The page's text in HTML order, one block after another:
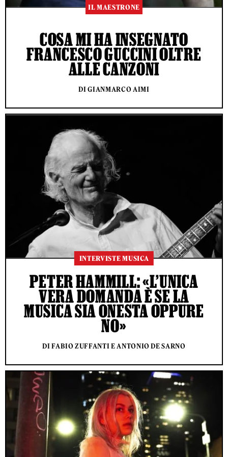
IL MAESTRONE
COSA MI HA INSEGNATO
FRANCESCO GUCCINI OLTRE
ALLE CANZONI
DI GIANMARCO AIMI
INTERVISTE MUSICA
PETER HAMMILL: «L’UNICA
VERA DOMANDA È SE LA
MUSICA SIA ONESTA OPPURE
NO»
DI FABIO ZUFFANTI E ANTONIO DE SARNO